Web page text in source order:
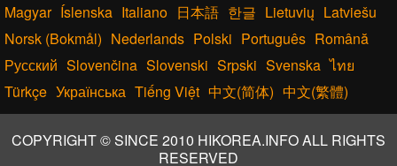
Magyar Íslenska Italiano 日本語 한글 Lietuvių Latviešu
Norsk (Bokmål) Nederlands Polski Português Română
Русский Slovenčina Slovenski Srpski Svenska ไทย
Türkçe Українська Tiếng Việt 中文(简体) 中文(繁體)
COPYRIGHT © SINCE 2010 HIKOREA.INFO ALL RIGHTS
RESERVED